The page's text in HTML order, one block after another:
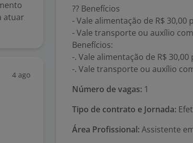
atuar
4 ago
?? Benefícios
- Vale alimentação de R$ 30,00
- Vale transporte ou auxílio
Benefícios:
-. Vale alimentação de R$ 30,00
-. Vale transporte ou auxílio
Número de vagas: 1
Tipo de contrato e Jornada:
Área Profissional: Assistente